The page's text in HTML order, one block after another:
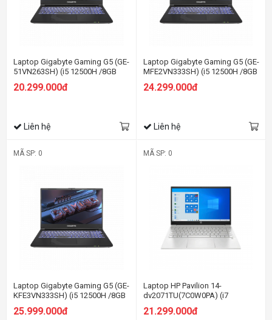
Laptop Gigabyte Gaming G5 (GE-
51VN263SH) (i5 12500H /8GB
Ram/512GB SSD/RTX3050
4G/15.6 inch FHD 144Hz/Win 11/
20.299.000đ
Liên hệ
Laptop Gigabyte Gaming G5 (GE-
MFE2VN333SH) (i5 12500H /8GB
Ram/512GB SSD/RTX4050
6G/15.6 inch FHD 144Hz/Win 11/
24.299.000đ
Liên hệ
MÃ SP: 0
Laptop Gigabyte Gaming G5 (GE-
KFE3VN333SH) (i5 12500H /8GB
8G/15.6 inch FHD 144Hz/Win 11/
25.999.000đ
MÃ SP: 0
Laptop HP Pavilion 14-
dv2071TU(7C0W0PA) (i7
SSD/14 FHD/Win11/Bạc)
21.299.000đ